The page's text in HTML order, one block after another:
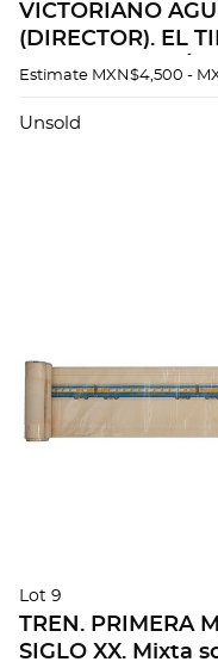
VICTORIANO
(DIRECTOR). EL
ILUSTRADO.
pasta dura, lomo
Estimate MXN$4,500 -
Unsold
Lot 9
TREN. PRIMERA
SIGLO XX. Mixta